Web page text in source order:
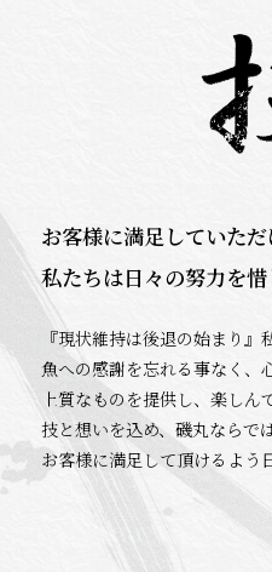
お客様に満足していただ
私たちは日々の努力を惜
『現状維持は後退の始まり
魚への感謝を忘れる事なく、
上質なものを提供し、楽し
技と想いを込め、磯丸ならで
お客様に満足して頂けるよう